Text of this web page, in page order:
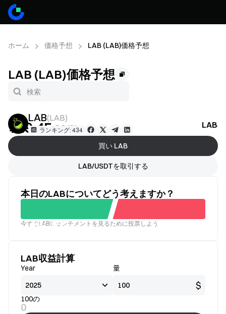
ホーム 価格予想 LAB (LAB)価格予想
LAB (LAB)価格予想
LAB(LAB)
ランキング: 434 LAB
¥19.45-3.34%
買い LAB
LAB/USDTを取引する
本日のLABについてどう考えますか？
良い 悪い
今すぐLABのセンチメントを見るために投票しよう
LAB収益計算
Year 量
$
100の
0